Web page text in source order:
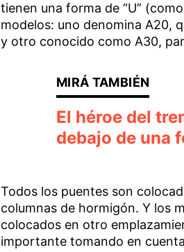
tienen una forma de “U”
modelos: uno denomina A20,
y otro conocido como A30,
El héroe del
debajo de una
Todos los puentes son
columnas de hormigón. Y los
colocados en otro
importante tomando en